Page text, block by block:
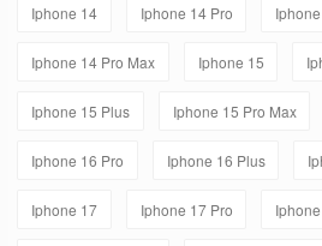
Iphone 14 Iphone 14 Pro
Iphone 14 Pro Max Iphone 15
Iphone 15 Plus Iphone 15 Pro Max
Iphone 16 Pro Iphone 16 Plus
Iphone 17 Iphone 17 Pro